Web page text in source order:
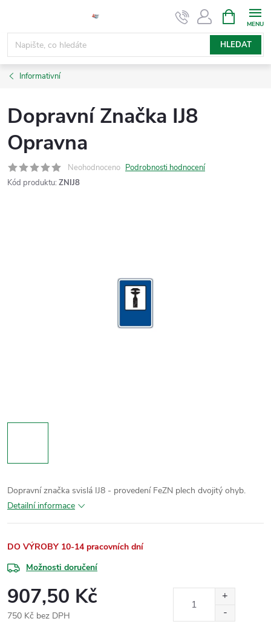
obsah
HLEDAT
NÁKUPNÍ
KOŠÍK
Informativní
Dopravní Značka IJ8
Opravna
Neohodnoceno Podrobnosti hodnocení
Kód produktu: ZNIJ8
Dopravní značka svislá IJ8 - provedení FeZN plech dvojitý ohyb.
Detailní informace
DO VÝROBY 10-14 pracovních dní
Možnosti doručení
907,50 Kč
750 Kč bez DPH